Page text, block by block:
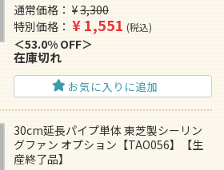
通常価格
¥3,300
特別価格
¥1,551 税込
53.0% OFF
在庫切れ
お気に入りに追加
30cm延長パイプ単体 東芝製シーリン
グファン オプション【TAO056】【生
産終了品】